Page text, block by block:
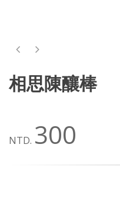
相思陳釀棒
NTD. 300